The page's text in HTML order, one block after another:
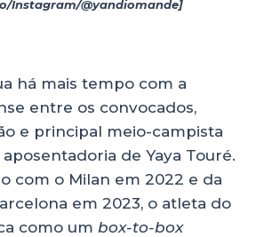
Instagram/@yandiomande]
há mais tempo com a
entre os convocados,
e principal meio-campista
de Yaya Touré.
com o Milan em 2022 e da
em 2023, o atleta do
como um box-to-box